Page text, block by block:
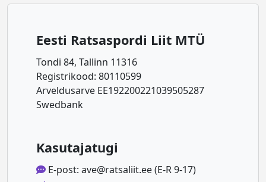
Eesti Ratsaspordi Liit MTÜ
Tondi 84, Tallinn 11316
Registrikood: 80110599
Arveldusarve EE192200221039505287
Swedbank
Kasutajatugi
E-post: ave@ratsaliit.ee (E-R 9-17)